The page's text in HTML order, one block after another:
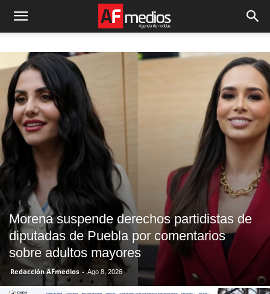
Morena suspende derechos partidistas de
diputadas de Puebla por comentarios
sobre adultos mayores
Redacción AFmedios - Ago 8, 2026